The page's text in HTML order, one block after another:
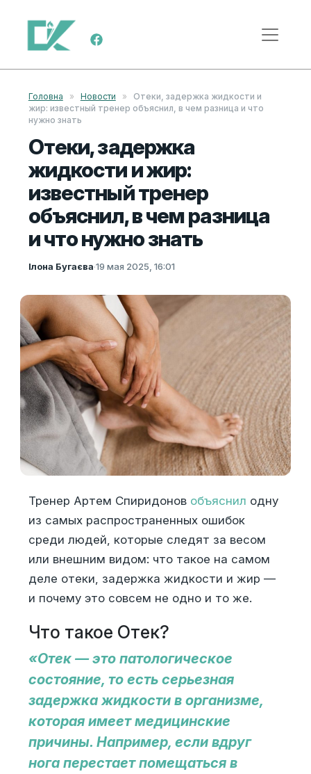
Перейти к содержимому
Меню навигации
Головна » Новости »
Отеки, задержка жидкости и
жир: известный тренер объяснил, в чем разница и что
нужно знать
Отеки, задержка
жидкости и жир:
известный тренер
объяснил, в чем разница
и что нужно знать
Ілона Бугаєва·19 мая 2025, 16:01
Тренер Артем Спиридонов объяснил одну
из самых распространенных ошибок
среди людей, которые следят за весом
или внешним видом: что такое на самом
деле отеки, задержка жидкости и жир —
и почему это совсем не одно и то же.
Что такое Отек?
«Отек — это патологическое
состояние, то есть серьезная
задержка жидкости в организме,
которая имеет медицинские
причины. Например, если вдруг
нога перестает помещаться в